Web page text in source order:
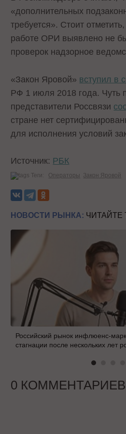
«дополнительных
требуется». Стоит
работе ОРИ выявлено не
проверок надзорное
«Закон Яровой» вступил в
РФ 1 июля 2018 года. Чуть
представители Россвязи
стране нет
для исполнения условий
Источник: РБК
Теги: Операторы Закон Яровой
НОВОСТИ РЫНКА: ЧИТАЙТЕ
Российский рынок инфлюенс-
стагнации после нескольких лет
0 КОММЕНТАРИЕВ